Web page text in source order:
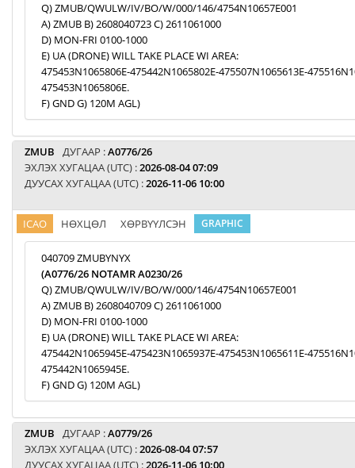
Q) ZMUB/QWULW/IV/BO/W/000/146/4754N10657E001
A) ZMUB B) 2608040723 C) 2611061000
D) MON-FRI 0100-1000
E) UA (DRONE) WILL TAKE PLACE WI AREA:
475453N1065806E-475442N1065802E-475507N1065613E-
475453N1065806E.
F) GND G) 120M AGL)
ZMUB ДУГААР :A0776/26
ЭХЛЭХ ХУГАЦАА (UTC) :2026-08-04 07:09
ДУУСАХ ХУГАЦАА (UTC) :2026-11-06 10:00
ICAO НӨХЦӨЛ ХӨРВҮҮЛСЭН GRAPHIC
040709 ZMUBYNYX
(A0776/26 NOTAMR A0230/26
Q) ZMUB/QWULW/IV/BO/W/000/146/4754N10657E001
A) ZMUB B) 2608040709 C) 2611061000
D) MON-FRI 0100-1000
E) UA (DRONE) WILL TAKE PLACE WI AREA:
475442N1065945E-475423N1065937E-475453N1065611E-
475442N1065945E.
F) GND G) 120M AGL)
ZMUB ДУГААР :A0779/26
ЭХЛЭХ ХУГАЦАА (UTC) :2026-08-04 07:57
ДУУСАХ ХУГАЦАА (UTC) :2026-11-06 10:00